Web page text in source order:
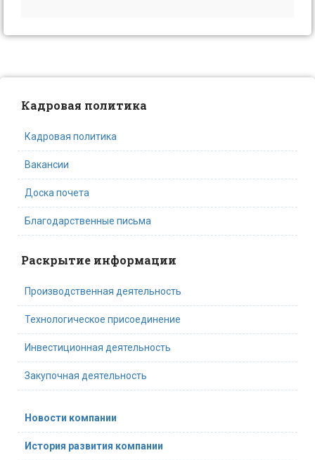
Кадровая политика
Кадровая политика
Вакансии
Доска почета
Благодарственные письма
Раскрытие информации
Производственная деятельность
Технологическое присоединение
Инвестиционная деятельность
Закупочная деятельность
Новости компании
История развития компании